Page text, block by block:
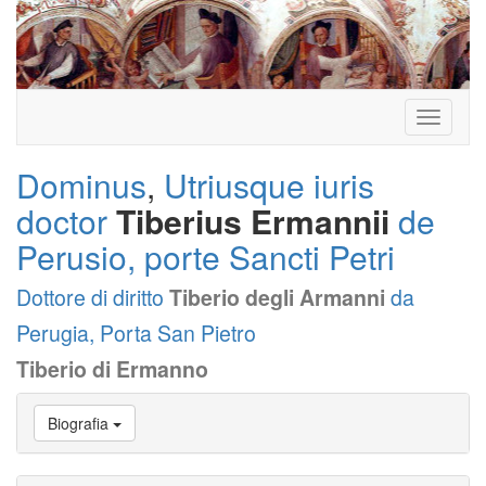
Toggle
Dominus, Utriusque iuris
doctorTiberius Ermannii de
Perusio, porte Sancti Petri
Dottore di diritto Tiberio degli Armanni da
Perugia, Porta San Pietro
Tiberio di Ermanno
Vai
Biografia
Biografia